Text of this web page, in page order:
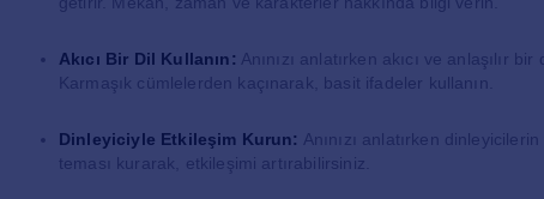
Akıcı Bir Dil Kullanın: Anınızı anlatırken akıcı ve anlaşılır
Karmaşık cümlelerden kaçınarak, basit ifadeler kullanın.
Dinleyiciyle Etkileşim Kurun: Anınızı anlatırken
teması kurarak, etkileşimi artırabilirsiniz.